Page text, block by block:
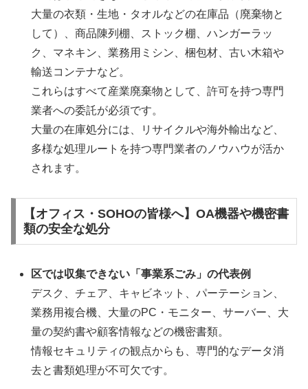
大量の衣類・生地・タオルなどの在庫品（廃棄物と
して）、商品陳列棚、ストック棚、ハンガーラッ
ク、マネキン、業務用ミシン、梱包材、古い木箱や
輸送コンテナなど。
これらはすべて産業廃棄物として、許可を持つ専門
業者への委託が必須です。
大量の在庫処分には、リサイクルや海外輸出など、
多様な処理ルートを持つ専門業者のノウハウが活か
されます。
【オフィス・SOHOの皆様へ】OA機器や機密書
類の安全な処分
区では収集できない「事業系ごみ」の代表例
デスク、チェア、キャビネット、パーテーション、
業務用複合機、大量のPC・モニター、サーバー、大
量の契約書や顧客情報などの機密書類。
情報セキュリティの観点からも、専門的なデータ消
去と書類処理が不可欠です。